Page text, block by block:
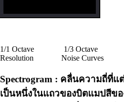
1/1 Octave 1/3 Octave
Resolution Noise Curves
Spectrogram : คลื่นความถี่ที่แ
เป็นหนึ่งในแถวของบิตแมปสีข